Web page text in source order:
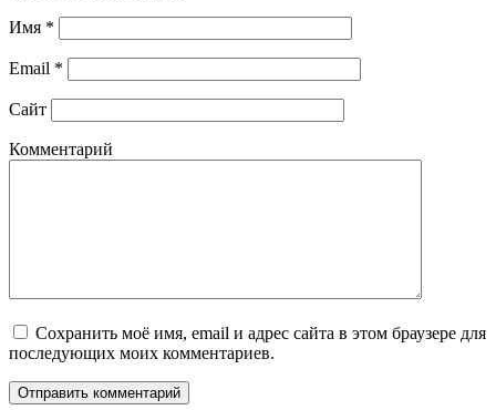
Имя *
Email *
Сайт
Комментарий
Сохранить моё имя, email и адрес сайта в этом браузере для
последующих моих комментариев.